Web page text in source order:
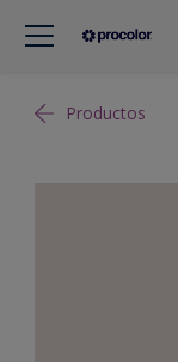
Productos